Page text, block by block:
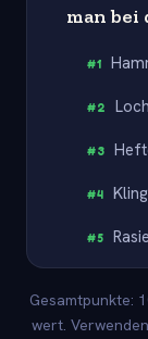
man bei
#1
#2
#3
#4
#5
Gesamtpunkte:
wert.